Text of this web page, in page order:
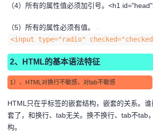
（4）所有的属性值必须加引号。<h1
（5）所有的属性必须有值。
<input type="radio"
2、HTML的基本语法特征
1）、HTML对换行不敏感，对tab不敏感
HTML只在乎标签的嵌套结构，嵌套的关系。
套了，和换行、tab无关。换不换行、tab不tab
构。